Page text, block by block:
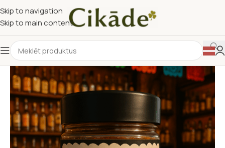
Skip to navigation
Skip to main content